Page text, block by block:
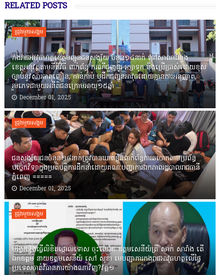
RELATED POSTS
ជ្រុងមួយសង្គម
កងរាជឣាវុធហត្ថខេត្តបញ្ជូនជនសង្ស័យ ចំនួន១៤នាក់ ទៅសាលាដំបូង
ខេត្តឣនុវត្តតាមនីតិវិធី ពាក់ព័ន្ធ ករណីជួញដូរ រក្សាទុក និងប្រើប្រាស់ដោយខុស
ច្បាប់នូវសារធាតុញៀន, កាន់កាប់ ឬដឹកជញ្ជូនអាវុធដោយគ្មានការអនុញ្ញាត,
រួមភេទជាមួយអនីតិជនក្រោមអាយុ១៥ឆ្នាំ ...
December 01, 2025
ជ្រុងមួយសង្គម
ជនសង្ស័យជនចំនួន២៨នាក់ត្រូវបានឃាត់ខ្លួនពាក់ព័ន្ធការឆបោកតាមប្រព័ន្ធ
បច្ចេកវិទ្យាក្នុងប្រតិបត្តិការដឹកនាំដោយគណៈបញ្ជាការឯកភាពរដ្ឋបាលរាជធានី
ភ្នំពេញ ‎=====
December 01, 2025
ជ្រុងមួយសង្គម
បង្វែររឿងធ្វើលិខិតថ្កោលទោស ចុះលោក ឧត្តមសេនីយ៍ត្រី សាក់ សារាំង តើ
ឯកឧត្តម នាយឧត្តមសេនីយ៍ សៅ សុខា មេបញ្ជាការកងរាជអាវុធហត្ថលើផ្ទៃ
ប្រទេសចាត់វិធានការយ៉ាងណាវិញ?វគ្គ១